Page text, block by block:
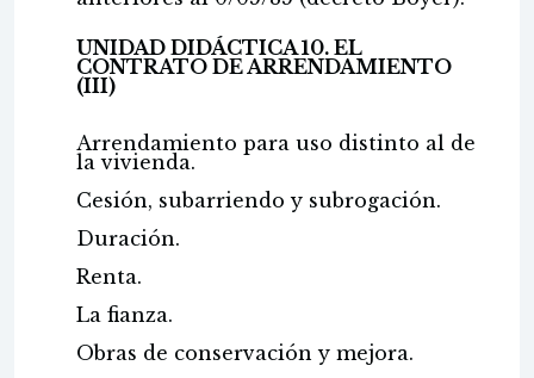
UNIDAD DIDÁCTICA 10. EL
CONTRATO DE ARRENDAMIENTO
(III)
Arrendamiento para uso distinto al de
la vivienda.
Cesión, subarriendo y subrogación.
Duración.
Renta.
La fianza.
Obras de conservación y mejora.